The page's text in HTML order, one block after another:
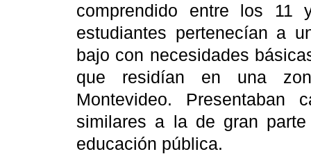
comprendido entre los
estudiantes pertenecían a
bajo con necesidades
que residían en una
Montevideo. Presentaban
similares a la de gran
educación pública.